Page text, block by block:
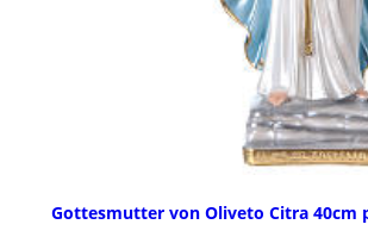
Gottesmutter von Oliveto Citra 40cm